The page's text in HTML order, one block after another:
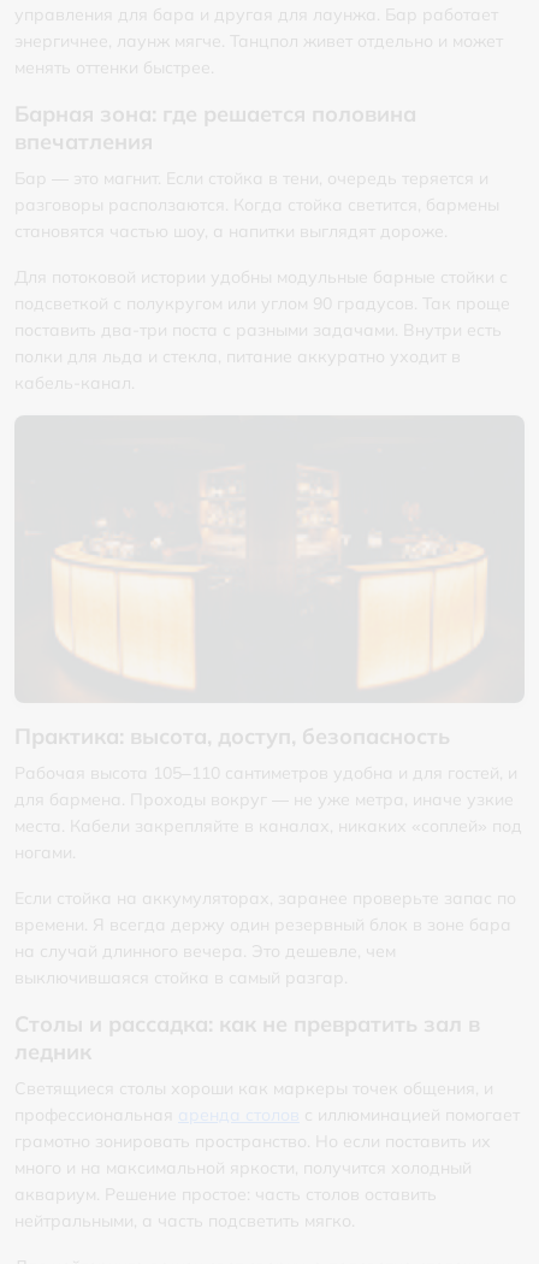
управления для бара и другая для лаунжа. Бар работает
энергичнее, лаунж мягче. Танцпол живет отдельно и может
менять оттенки быстрее.
Барная зона: где решается половина
впечатления
Бар — это магнит. Если стойка в тени, очередь теряется и
разговоры расползаются. Когда стойка светится, бармены
становятся частью шоу, а напитки выглядят дороже.
Для потоковой истории удобны модульные барные стойки с
подсветкой с полукругом или углом 90 градусов. Так проще
поставить два-три поста с разными задачами. Внутри есть
полки для льда и стекла, питание аккуратно уходит в
кабель-канал.
Практика: высота, доступ, безопасность
Рабочая высота 105–110 сантиметров удобна и для гостей, и
для бармена. Проходы вокруг — не уже метра, иначе узкие
места. Кабели закрепляйте в каналах, никаких «соплей» под
ногами.
Если стойка на аккумуляторах, заранее проверьте запас по
времени. Я всегда держу один резервный блок в зоне бара
на случай длинного вечера. Это дешевле, чем
выключившаяся стойка в самый разгар.
Столы и рассадка: как не превратить зал в
ледник
Светящиеся столы хороши как маркеры точек общения, и
профессиональная аренда столов
с иллюминацией помогает
грамотно зонировать пространство. Но если поставить их
много и на максимальной яркости, получится холодный
аквариум. Решение простое: часть столов оставить
нейтральными, а часть подсветить мягко.